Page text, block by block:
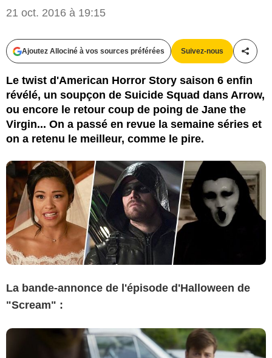
21 oct. 2016 à 19:15
Ajoutez Allociné à vos sources préférées Suivez-nous
Le twist d'American Horror Story saison 6 enfin
révélé, un soupçon de Suicide Squad dans Arrow,
ou encore le retour coup de poing de Jane the
Virgin... On a passé en revue la semaine séries et
on a retenu le meilleur, comme le pire.
CW / MTV
La bande-annonce de l'épisode d'Halloween de
"Scream" :